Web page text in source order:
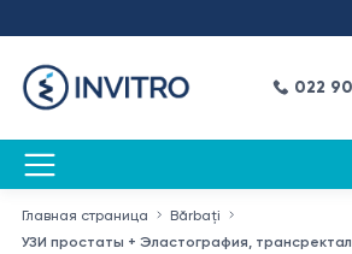
022
Главная страница
Bărbați
УЗИ простаты + Эластография,